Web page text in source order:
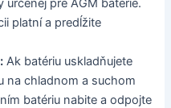
určenej pre AGM batérie.
platní a predĺžite
Ak batériu uskladňujete
na chladnom a suchom
batériu nabite a odpojte